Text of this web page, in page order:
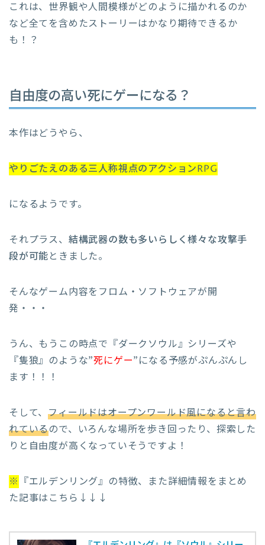
これは、世界観や人間模様がどのように描かれるのか
など全てを含めたストーリーはかなり期待できるか
も！？
自由度の高い死にゲーになる？
本作はどうやら、
やりごたえのある三人称視点のアクションRPG
になるようです。
それプラス、 結構武器の数も多いらしく様々な攻撃手
段が可能ときました。
そんなゲーム内容をフロム・ソフトウェアが開
発・・・
うん、もうこの時点で『ダークソウル』シリーズや
『隻狼』のような”死にゲー”になる予感がぷんぷんし
ます！！！
そして、フィールドはオープンワールド風になると言わ
れているので、いろんな場所を歩き回ったり、探索した
りと自由度が高くなっていそうですよ！
※ 『エルデンリング』の特徴、また詳細情報をまとめ
た記事はこちら↓↓↓